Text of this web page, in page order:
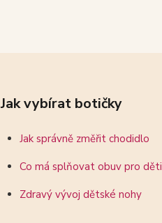
Jak vybírat botičky
Jak správně změřit chodidlo
Co má splňovat obuv pro děti
Zdravý vývoj dětské nohy